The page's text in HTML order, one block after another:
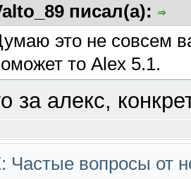
писал(а):
это не совсем
то Alex 5.1.
за алекс,
Частые вопросы от